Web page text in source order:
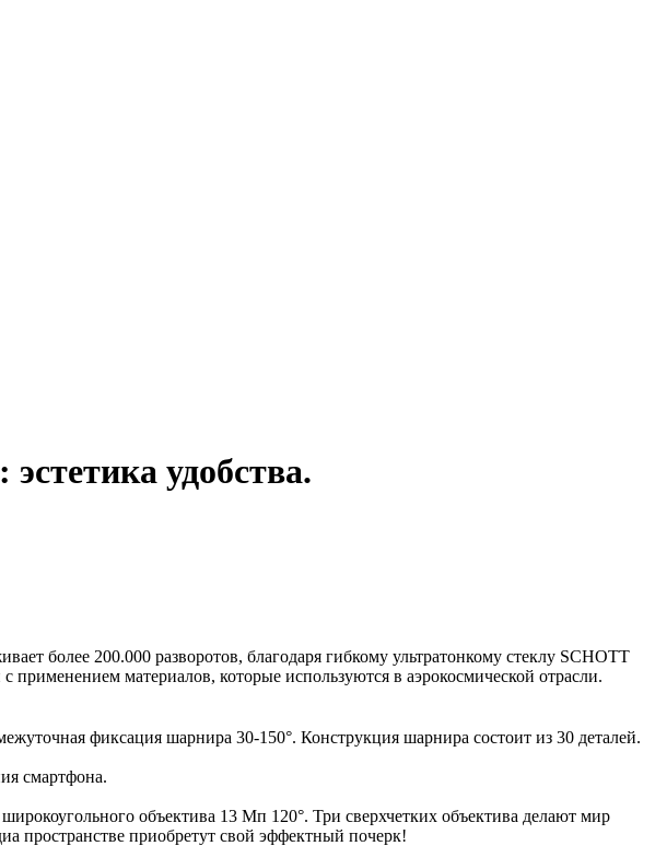
удобства.
более 200.000 разворотов, благодаря гибкому ультратонкому стеклу SCHOTT
материалов, которые используются в аэрокосмической отрасли.
фиксация шарнира 30-150°. Конструкция шарнира состоит из 30 деталей.
смартфона.
объектива 13 Мп 120°. Три сверхчетких объектива делают мир
пространстве приобретут свой эффектный почерк!